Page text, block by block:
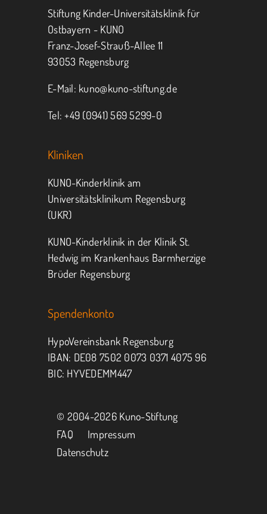
Stiftung Kinder-Universitätsklinik für
Ostbayern - KUNO
Franz-Josef-Strauß-Allee 11
93053 Regensburg
E-Mail: kuno@kuno-stiftung.de
Tel: +49 (0941) 569 5299-0
Kliniken
KUNO-Kinderklinik am
Universitätsklinikum Regensburg
(UKR)
KUNO-Kinderklinik in der Klinik St.
Hedwig im Krankenhaus Barmherzige
Brüder Regensburg
Spendenkonto
HypoVereinsbank Regensburg
IBAN: DE08 7502 0073 0371 4075 96
BIC: HYVEDEMM447
© 2004-2026 Kuno-Stiftung
FAQ
Impressum
Datenschutz